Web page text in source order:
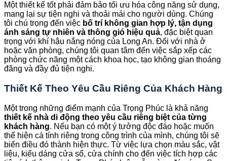
Một thiết kế tốt phải đảm bảo tối ưu hóa công năng sử dụng,
mang lại sự tiện nghi và thoải mái cho người dùng. Chúng
tôi chú trọng đến việc bố trí không gian hợp lý, tận dụng
ánh sáng tự nhiên và thông gió hiệu quả, đặc biệt quan
trọng với khí hậu nắng nóng của Long An. Đối với nhà ở
hoặc văn phòng, chúng tôi quan tâm đến việc sắp xếp các
phòng chức năng một cách khoa học, tạo không gian thoáng
đãng và đầy đủ tiện nghi.
Thiết Kế Theo Yêu Cầu Riêng Của Khách Hàng
Một trong những điểm mạnh của Trọng Phúc là khả năng
thiết kế nhà di động theo yêu cầu riêng biệt của từng
khách hàng. Nếu bạn có một ý tưởng độc đáo hoặc muốn
thể hiện cá tính riêng trong công trình của mình, chúng tôi sẽ
biến điều đó thành hiện thực. Từ việc lựa chọn màu sắc, vật
liệu, kiểu dáng cửa sổ, cửa chính cho đến việc tích hợp các